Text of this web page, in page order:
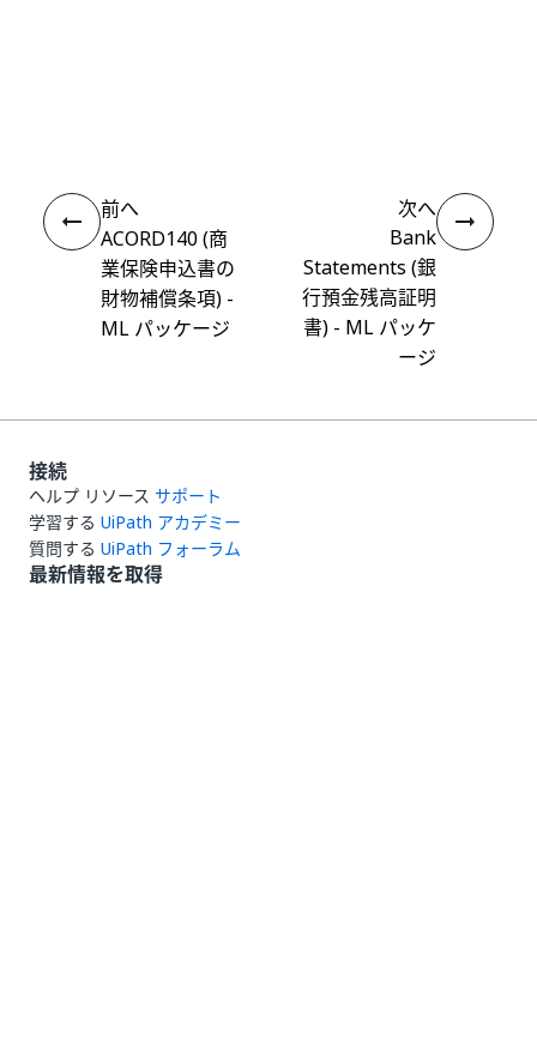
前へ
ACORD140 (商
業保険申込書の
財物補償条項) -
ML パッケージ
次へ
Bank
Statements (銀
行預金残高証明
書) - ML パッケ
ージ
接続
ヘルプ リソース サポート
学習する UiPath アカデミー
質問する UiPath フォーラム
最新情報を取得